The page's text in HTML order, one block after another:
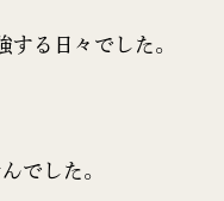
る日々でした。
でした。